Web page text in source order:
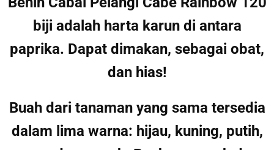
biji adalah harta karun di antara
paprika. Dapat dimakan, sebagai obat,
dan hias!
Buah dari tanaman yang sama tersedia
dalam lima warna: hijau, kuning, putih,